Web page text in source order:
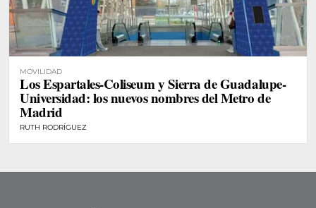
MOVILIDAD
Los Espartales-Coliseum y Sierra de Guadalupe-
Universidad: los nuevos nombres del Metro de
Madrid
RUTH RODRÍGUEZ